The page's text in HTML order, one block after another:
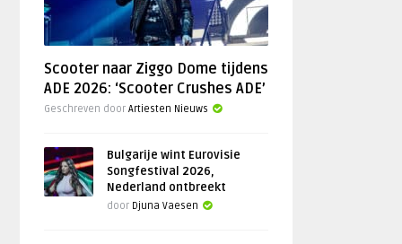
Scooter naar Ziggo Dome tijdens
ADE 2026: ‘Scooter Crushes ADE’
Geschreven doorArtiesten Nieuws
Bulgarije wint Eurovisie
Songfestival 2026,
Nederland ontbreekt
door Djuna Vaesen